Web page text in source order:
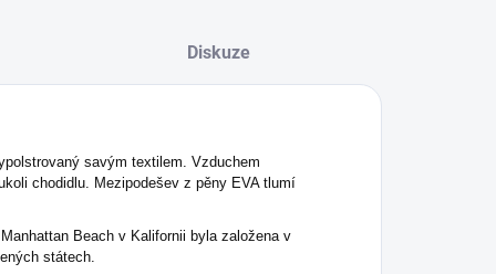
Diskuze
savým textilem. Vzduchem
chodidlu. Mezipodešev z pěny EVA tlumí
Beach v Kalifornii byla založena v
státech.